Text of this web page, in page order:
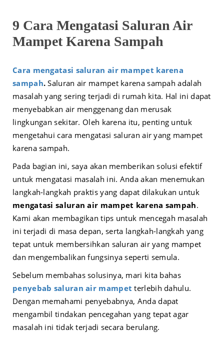
9 Cara Mengatasi Saluran Air
Mampet Karena Sampah
Cara mengatasi saluran air mampet karena
sampah.Saluran air mampet karena sampah adalah
masalah yang sering terjadi di rumah kita. Hal ini dapat
menyebabkan air menggenang dan merusak
lingkungan sekitar. Oleh karena itu, penting untuk
mengetahui cara mengatasi saluran air yang mampet
karena sampah.
Pada bagian ini, saya akan memberikan solusi efektif
untuk mengatasi masalah ini. Anda akan menemukan
langkah-langkah praktis yang dapat dilakukan untuk
mengatasi saluran air mampet karena sampah.
Kami akan membagikan tips untuk mencegah masalah
ini terjadi di masa depan, serta langkah-langkah yang
tepat untuk membersihkan saluran air yang mampet
dan mengembalikan fungsinya seperti semula.
Sebelum membahas solusinya, mari kita bahas
penyebab saluran air mampet terlebih dahulu.
Dengan memahami penyebabnya, Anda dapat
mengambil tindakan pencegahan yang tepat agar
masalah ini tidak terjadi secara berulang.